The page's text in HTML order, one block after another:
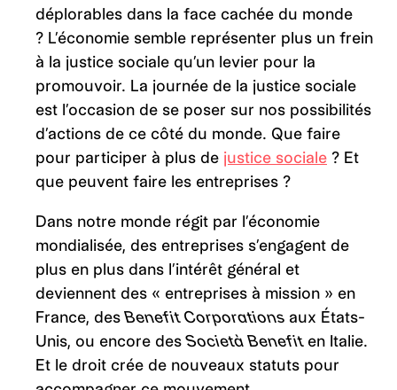
déplorables dans la face cachée du monde
? L’économie semble représenter plus un frein
à la justice sociale qu’un levier pour la
promouvoir. La journée de la justice sociale
est l’occasion de se poser sur nos possibilités
d’actions de ce côté du monde. Que faire
pour participer à plus de justice sociale ? Et
que peuvent faire les entreprises ?
Dans notre monde régit par l’économie
mondialisée, des entreprises s’engagent de
plus en plus dans l’intérêt général et
deviennent des « entreprises à mission » en
France, desBenefit Corporations aux États-
Unis, ou encore desSocietà Benefiten Italie.
Et le droit crée de nouveaux statuts pour